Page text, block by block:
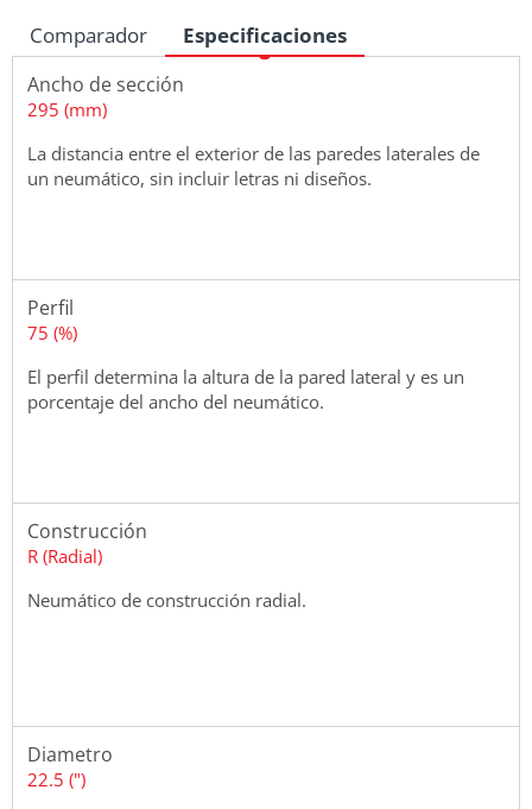
No Disponible
Medidas
Comparador Especificaciones
Ancho de sección
295 (mm)
La distancia entre el exterior de las paredes laterales de
un neumático, sin incluir letras ni diseños.
Perfil
75 (%)
El perfil determina la altura de la pared lateral y es un
porcentaje del ancho del neumático.
Construcción
R (Radial)
Neumático de construcción radial.
Diametro
22.5 (")